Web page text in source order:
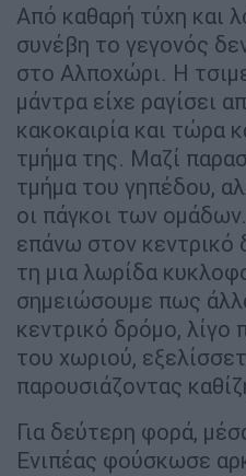
Από καθαρή τύχη και
συνέβη το γεγονός
στο Αλποχώρι. Η
μάντρα είχε ραγίσει
κακοκαιρία και τώρα
τμήμα της. Μαζί
τμήμα του γηπέδου,
οι πάγκοι των
επάνω στον κεντρικό
τη μια λωρίδα
σημειώσουμε πως
κεντρικό δρόμο, λίγο
του χωριού,
παρουσιάζοντας
Για δεύτερη φορά,
Ενιπέας φούσκωσε